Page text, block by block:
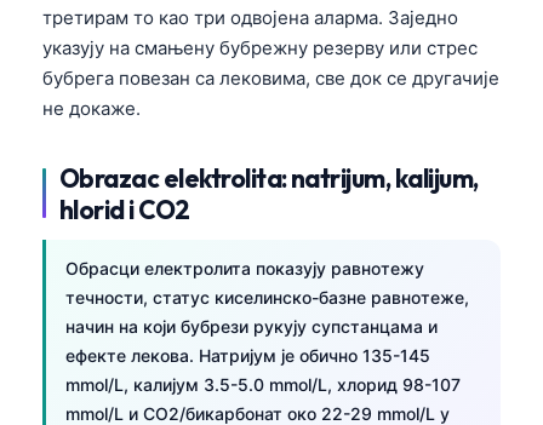
третирам то као три одвојена аларма. Заједно
указују на смањену бубрежну резерву или стрес
бубрега повезан са лековима, све док се другачије
не докаже.
Obrazac elektrolita: natrijum, kalijum,
hlorid i CO2
Обрасци електролита показују равнотежу
течности, статус киселинско-базне равнотеже,
начин на који бубрези рукују супстанцама и
ефекте лекова. Натријум је обично 135-145
mmol/L, калијум 3.5-5.0 mmol/L, хлорид 98-107
mmol/L и CO2/бикарбонат око 22-29 mmol/L у
தமிழ்
ગુજરાતી
ಕನ್ನಡ
മലയാളം
Tiếng Việt
ไทย
ဗမာစာ
ភាសាខ្មែរ